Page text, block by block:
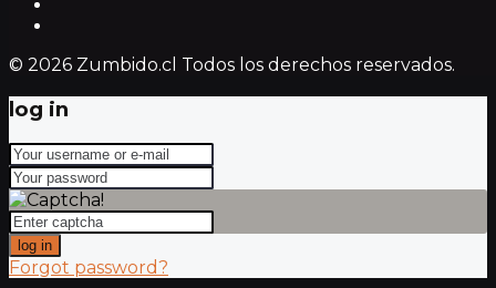
© 2026 Zumbido.cl Todos los derechos reservados.
log in
log in
Forgot password?